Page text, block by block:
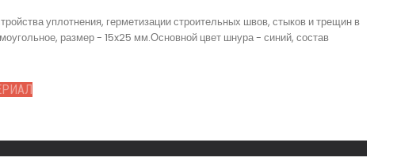
уплотнения, герметизации строительных швов, стыков и трещин в
размер - 15x25 мм.Основной цвет шнура - синий, состав